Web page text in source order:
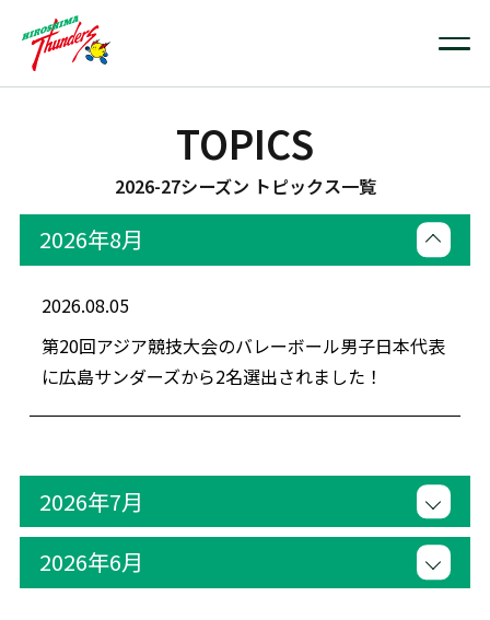
TOPICS
2026-27シーズン トピックス一覧
2026年8月
2026.08.05
第20回アジア競技大会のバレーボール男子日本代表
に広島サンダーズから2名選出されました！
2026年7月
2026年6月